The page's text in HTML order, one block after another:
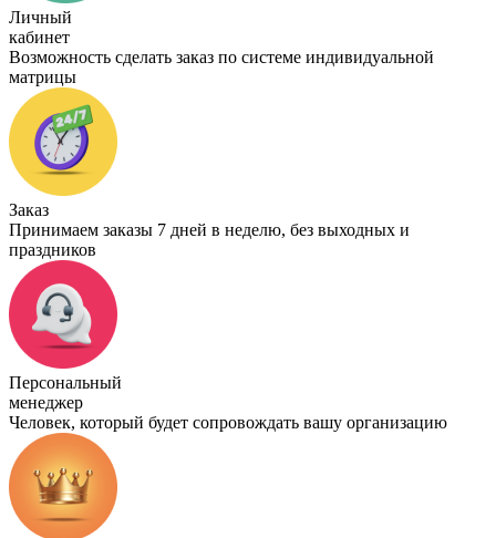
Личный
кабинет
Возможность сделать заказ по системе индивидуальной
матрицы
Заказ
Принимаем заказы 7 дней в неделю, без выходных и
праздников
Персональный
менеджер
Человек, который будет сопровождать вашу организацию